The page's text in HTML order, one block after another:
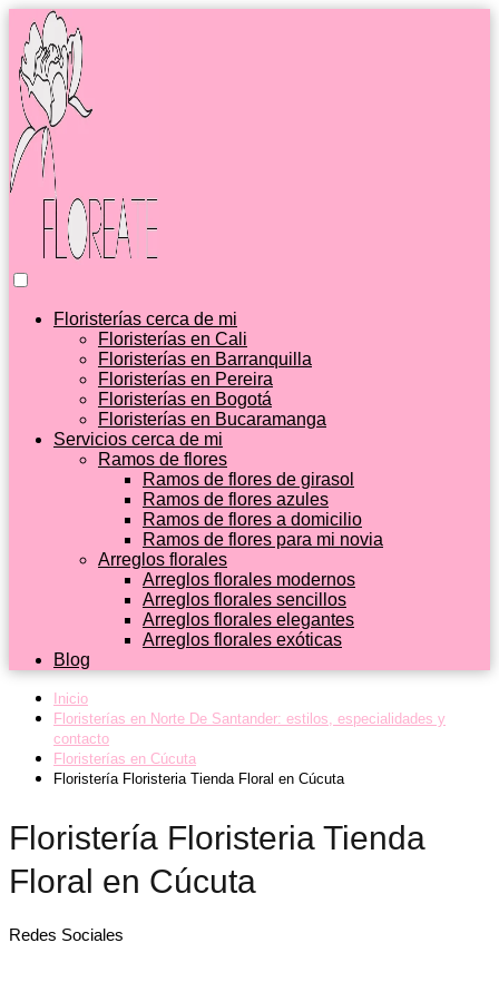
Floristerías cerca de mi
Floristerías en Cali
Floristerías en Barranquilla
Floristerías en Pereira
Floristerías en Bogotá
Floristerías en Bucaramanga
Servicios cerca de mi
Ramos de flores
Ramos de flores de girasol
Ramos de flores azules
Ramos de flores a domicilio
Ramos de flores para mi novia
Arreglos florales
Arreglos florales modernos
Arreglos florales sencillos
Arreglos florales elegantes
Arreglos florales exóticas
Blog
Inicio
Floristerías en Norte De Santander: estilos, especialidades y
contacto
Floristerías en Cúcuta
Floristería Floristeria Tienda Floral en Cúcuta
Floristería Floristeria Tienda
Floral en Cúcuta
Redes Sociales